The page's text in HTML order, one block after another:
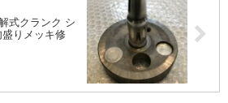
式クランク シ
りメッキ修